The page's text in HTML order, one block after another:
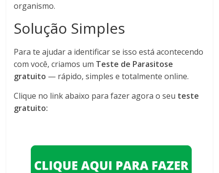
organismo.
Solução Simples
Para te ajudar a identificar se isso está acontecendo
com você, criamos um Teste de Parasitose
gratuito — rápido, simples e totalmente online.
Clique no link abaixo para fazer agora o seu teste
gratuito: